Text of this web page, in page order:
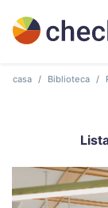
casa Biblioteca